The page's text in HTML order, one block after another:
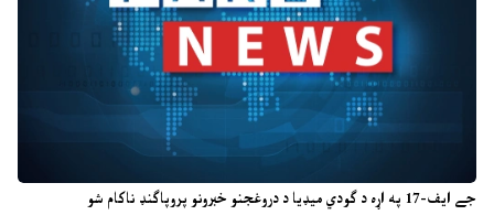
جے ایف-17 په اړه د ګودي میډیا د دروغجنو خبرونو پروپاګنډ ناکام شو